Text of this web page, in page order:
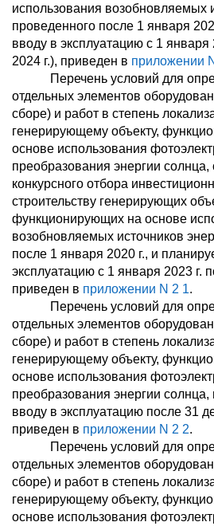
использования возобновляемых
проведенного после 1 января
вводу в эксплуатацию с 1 января
2024 г.), приведен в приложении
Перечень условий для
отдельных элементов
сборе) и работ в степень
генерирующему объекту,
основе использования
преобразования энергии
конкурсного отбора
строительству генерирующих
функционирующих на основе
возобновляемых источников
после 1 января 2020 г., и
эксплуатацию с 1 января 2023 г.
приведен в приложении N 2 1.
Перечень условий для
отдельных элементов
сборе) и работ в степень
генерирующему объекту,
основе использования
преобразования энергии
вводу в эксплуатацию после 31
приведен в приложении N 2 2.
Перечень условий для
отдельных элементов
сборе) и работ в степень
генерирующему объекту,
основе использования